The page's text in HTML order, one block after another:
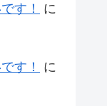
す！
に
す！
に